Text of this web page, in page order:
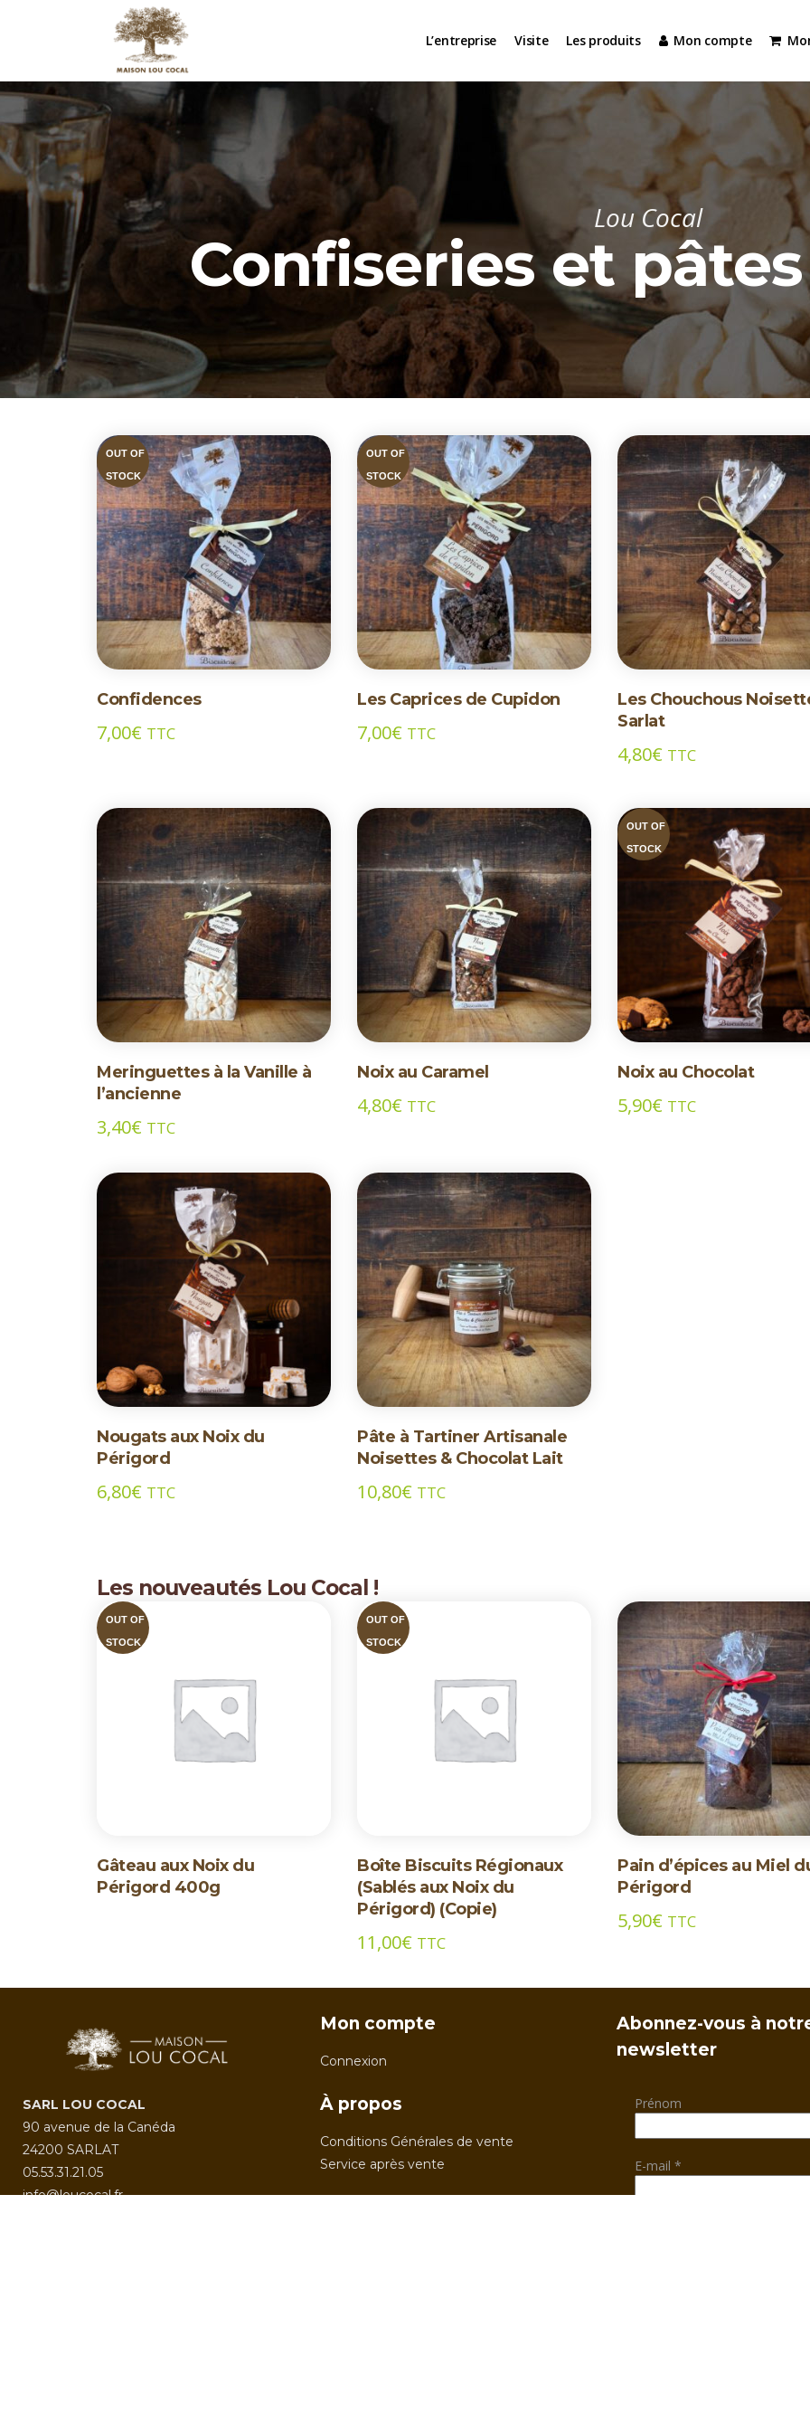
L’entreprise Visite Les produits Mon compte
Lou Cocal
Confiseries et
OUT OF
STOCK
Confidences
7,00€ TTC
OUT OF
STOCK
Les Caprices de Cupidon
7,00€ TTC
Les Chouchous
Sarlat
4,80€ TTC
Meringuettes à la Vanille à
l’ancienne
3,40€ TTC
Noix au Caramel
4,80€ TTC
OUT OF
STOCK
Noix au Chocolat
5,90€ TTC
Nougats aux Noix du
Périgord
6,80€ TTC
Pâte à Tartiner Artisanale
Noisettes & Chocolat Lait
10,80€ TTC
Les nouveautés Lou Cocal !
OUT OF
STOCK
Gâteau aux Noix du
Périgord 400g
OUT OF
STOCK
Boîte Biscuits Régionaux
(Sablés aux Noix du
Périgord) (Copie)
11,00€ TTC
Pain d’épices au Miel
Périgord
5,90€ TTC
SARL LOU COCAL
90 avenue de la Canéda
24200 SARLAT
05.53.31.21.05
info@loucocal.fr
Mon compte
Connexion
À propos
Conditions Générales de vente
Service après vente
Abonnez-vous à
newsletter
Prénom
E-mail *